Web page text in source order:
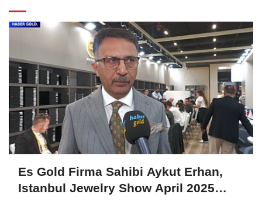
Es Gold Firma Sahibi Aykut Erhan,
Istanbul Jewelry Show April 2025